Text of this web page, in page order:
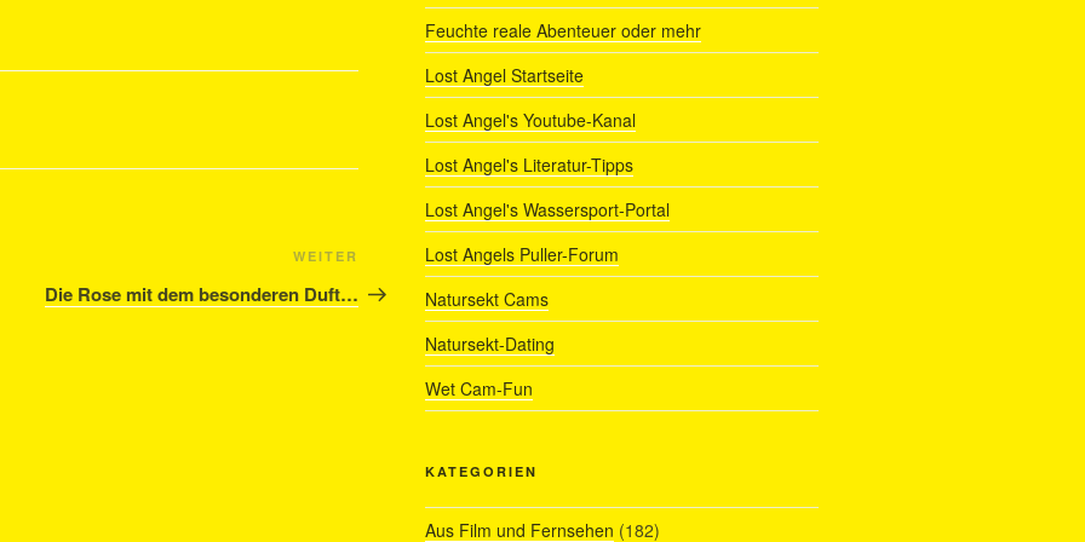
Nächster
Beitrag
WEITER
Die Rose mit dem besonderen Duft…
Feuchte reale Abenteuer oder mehr
Lost Angel Startseite
Lost Angel's Youtube-Kanal
Lost Angel's Literatur-Tipps
Lost Angel's Wassersport-Portal
Lost Angels Puller-Forum
Natursekt Cams
Natursekt-Dating
Wet Cam-Fun
KATEGORIEN
Aus Film und Fernsehen (182)